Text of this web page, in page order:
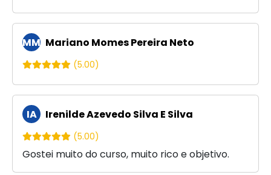
MM Mariano Momes Pereira Neto
(5.00)
IA Irenilde Azevedo Silva E Silva
(5.00)
Gostei muito do curso, muito rico e objetivo.